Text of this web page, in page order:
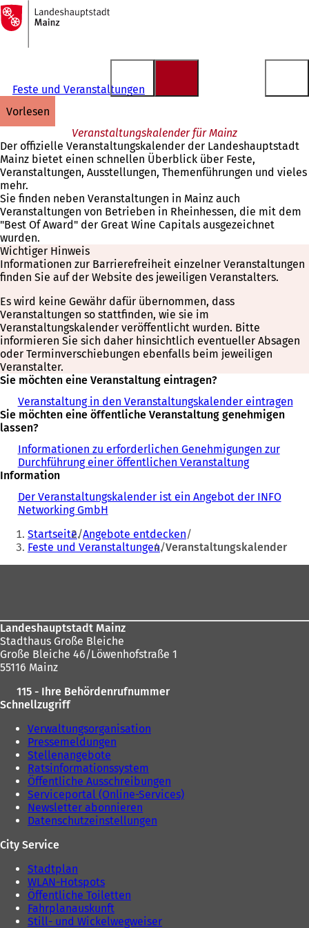
Inhalt anspringen
Zur
Startseite
Feste und Veranstaltungen
vorlesen
Veranstaltungskalender für Mainz
Der offizielle Veranstaltungskalender der Landeshauptstadt
Mainz bietet einen schnellen Überblick über Feste,
Veranstaltungen, Ausstellungen, Themenführungen und vieles
mehr.
Sie finden neben Veranstaltungen in Mainz auch
Veranstaltungen von Betrieben in Rheinhessen, die mit dem
"Best Of Award" der Great Wine Capitals ausgezeichnet
wurden.
Wichtiger Hinweis
Informationen zur Barrierefreiheit einzelner Veranstaltungen
finden Sie auf der Website des jeweiligen Veranstalters.
Es wird keine Gewähr dafür übernommen, dass
Veranstaltungen so stattfinden, wie sie im
Veranstaltungskalender veröffentlicht wurden. Bitte
informieren Sie sich daher hinsichtlich eventueller Absagen
oder Terminverschiebungen ebenfalls beim jeweiligen
Veranstalter.
Sie möchten eine Veranstaltung eintragen?
Veranstaltung in den Veranstaltungskalender eintragen
Sie möchten eine öffentliche Veranstaltung genehmigen
lassen?
Informationen zu erforderlichen Genehmigungen zur
Durchführung einer öffentlichen Veranstaltung
Information
Der Veranstaltungskalender ist ein Angebot der INFO
Networking GmbH
Sie
befinden
sich
Startseite Angebote entdecken
Feste und Veranstaltungen Veranstaltungskalender
Landeshauptstadt Mainz
Stadthaus Große Bleiche
Große Bleiche 46/Löwenhofstraße 1
55116 Mainz
115 - Ihre Behördenrufnummer
Schnellzugriff
Verwaltungsorganisation
Pressemeldungen
Stellenangebote
Ratsinformationssystem
Öffentliche Ausschreibungen
Serviceportal (Online-Services)
Newsletter abonnieren
Datenschutzeinstellungen
City Service
Stadtplan
WLAN-Hotspots
Öffentliche Toiletten
Fahrplanauskunft
Still- und Wickelwegweiser